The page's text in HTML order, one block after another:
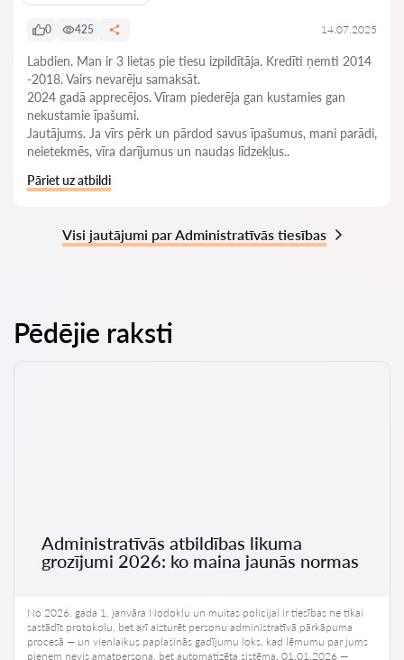
0 425 14.07.2025
Labdien. Man ir 3 lietas pie tiesu izpildītāja. Kredīti ņemti 2014
-2018. Vairs nevarēju samaksāt.
2024 gadā apprecējos. Vīram piederēja gan kustamies gan
nekustamie īpašumi.
Jautājums. Ja vīrs pērk un pārdod savus īpašumus, mani parādi,
neietekmēs, vīra darījumus un naudas līdzekļus..
Pāriet uz atbildi
Visi jautājumi par Administratīvās tiesības
Pēdējie raksti
Administratīvās atbildības likuma
grozījumi 2026: ko maina jaunās normas
No 2026. gada 1. janvāra Nodokļu un muitas policijai ir tiesības ne tikai
sastādīt protokolu, bet arī aizturēt personu administratīvā pārkāpuma
procesā — un vienlaikus paplašinās gadījumu loks, kad lēmumu par jums
pieņem nevis amatpersona, bet automatizēta sistēma. 01.01.2026 —